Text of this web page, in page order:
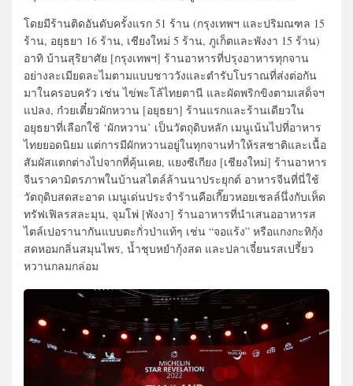
โดยมีร้านติดอันดับครั้งแรก 51 ร้าน (กรุงเทพฯ และปริมณฑล 15
ร้าน, อยุธยา 16 ร้าน, เชียงใหม่ 5 ร้าน, ภูเก็ตและพังงา 15 ร้าน)
อาทิ บ้านสุริยาศัย [กรุงเทพฯ] ร้านอาหารที่ปรุงอาหารทุกจาน
อย่างละเมียดละไมตามแบบชาววังและตำรับโบราณที่ส่งต่อกัน
มาในครอบครัว เช่น ไข่พะโล้ไทยตานี และผัดพริกขิงตามเสด็จฯ
แปลง, ก๋วยเตี๋ยวผักหวาน [อยุธยา] ร้านแรกและร้านเดียวใน
อยุธยาที่เลือกใช้ ‘ผักหวาน’ เป็นวัตถุดิบหลัก เมนูเน้นไปที่อาหาร
ไทยยอดนิยม แต่การมีผักหวานอยู่ในทุกจานทำให้รสชาติและเนื้อ
สัมผัสแตกต่างไปจากที่คุ้นเคย, แยงซีเกียง [เชียงใหม่] ร้านอาหาร
จีนราคามิตรภาพในบ้านสไตล์ล้านนาประยุกต์ อาหารจีนที่นี่ใช้
วัตถุดิบสดสะอาด เมนูเด่นประจำร้านคือเกี๊ยวหอยเชลล์นึ่งกับเห็ด
ทรัฟเฟิลรสละมุน, จุมโพ่ [พังงา] ร้านอาหารที่นำเสนออาหารส
ไตล์เปอรานากันแบบตะกั่วป่าแท้ๆ เช่น “จอแร้ง” หรือแกงกะทิกุ้ง
สดหอมกลิ่นสมุนไพร, น้ำชุบหยำกุ้งสด และปลาเจี๋ยนรสเปรี้ยว
หวานกลมกล่อม